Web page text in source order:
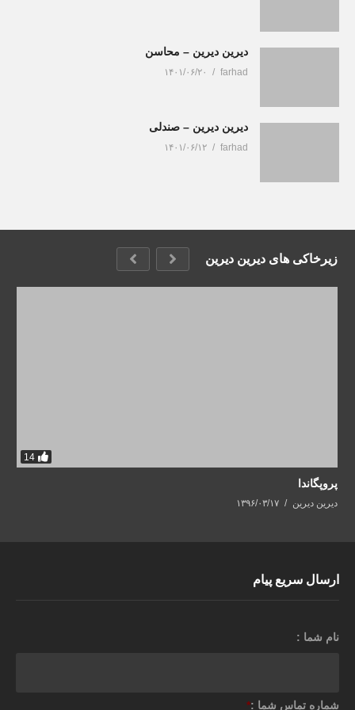
دیرین دیرین – محاسن
farhad ۱۴۰۱/۰۶/۲۰
دیرین دیرین – صندلی
farhad ۱۴۰۱/۰۶/۱۲
زیرخاکی های دیرین دیرین
14
پروپگاندا
دیرین دیرین ۱۳۹۶/۰۳/۱۷
ارسال سریع پیام
نام شما :
شماره تماس شما :*